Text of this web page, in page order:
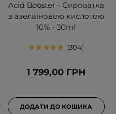
Acid Booster - Сироватка
з азелаїновою кислотою
10% - 30ml
304
1 799,00 ГРН
ДОДАТИ ДО КОШИКА